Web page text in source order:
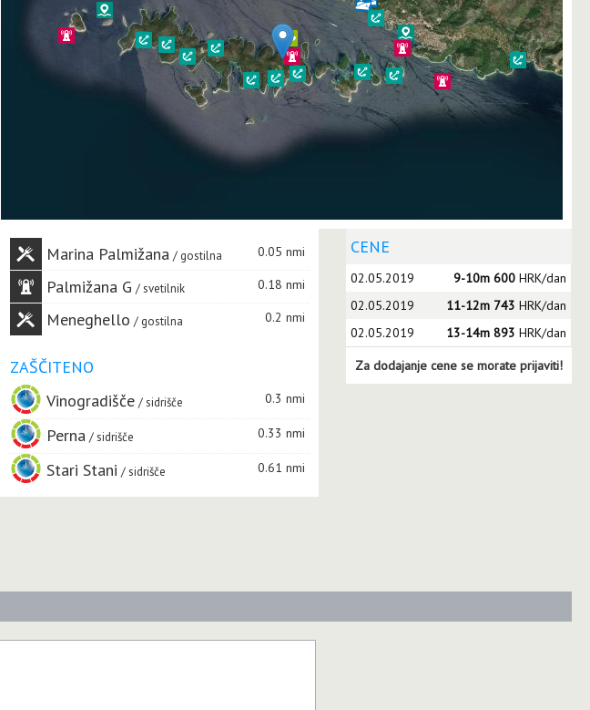
Marina Palmižana gostilna 0.05 nmi
Palmižana G svetilnik 0.18 nmi
Meneghello gostilna 0.2 nmi
ZAŠČITENO
Vinogradišče
sidrišče 0.3 nmi
Perna sidrišče 0.33 nmi
Stari Stani sidrišče 0.61 nmi
CENE
02.05.2019 9-10m 600 HRK/dan
02.05.2019
11-12m 743 HRK/dan
02.05.2019
13-14m 893 HRK/dan
Za dodajanje cene se morate prijaviti!